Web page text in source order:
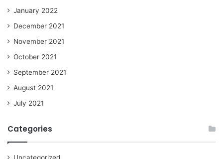
January 2022
December 2021
November 2021
October 2021
September 2021
August 2021
July 2021
Categories